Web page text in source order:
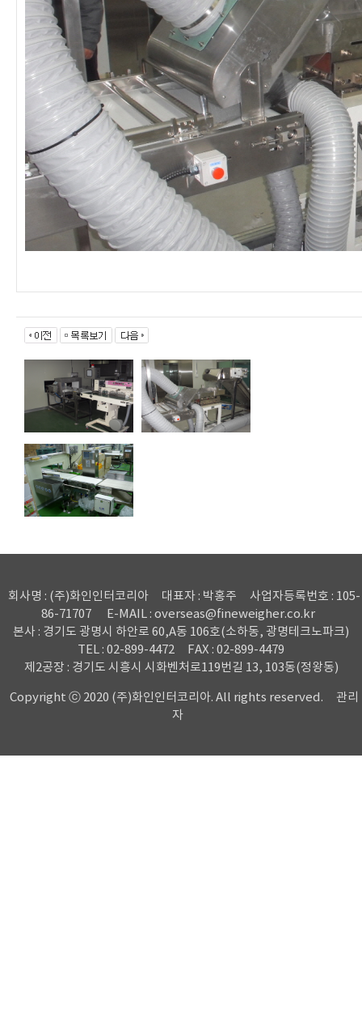
회사명 : (주)화인인터코리아 대표자 : 박홍주
사업자등록번호 : 105-
86-71707
E-MAIL : overseas@fineweigher.co.kr
본사 : 경기도 광명시 하안로 60,A동 106호(소하동, 광명테크노파크)
TEL : 02-899-4472
FAX : 02-899-4479
제2공장 : 경기도 시흥시 시화벤처로119번길 13, 103동(정왕동)
Copyright ⓒ 2020 (주)화인인터코리아. All rights reserved.
관리
자